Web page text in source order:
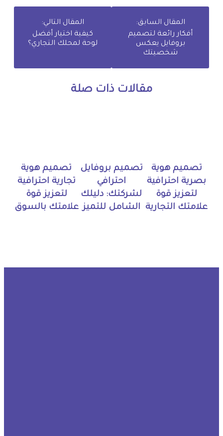
المقال السابق:
أفكار رائعة لتصميم
بروفايل يعكس
شخصيتك
المقال التالي:
كيفية اختيار أفضل
لوحة لمحلك التجاري؟
مقالات ذات صلة
تصميم هوية
بصرية احترافية
لتعزيز قوة
علامتك التجارية
تصميم بروفايل
احترافي
لشركتك: دليلك
الشامل للتميز
تصميم هوية
تجارية احترافية
لتعزيز قوة
علامتك بالسوق